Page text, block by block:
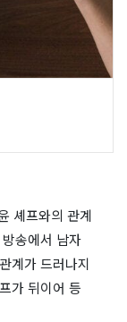
셰프와의 관계
송에서 남자
계가 드러나지
가 뒤이어 등